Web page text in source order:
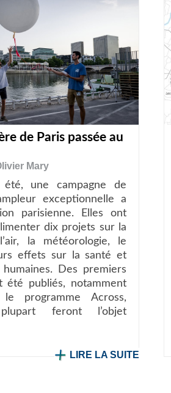
de Paris passée au
Mary
été, une campagne de
exceptionnelle a
parisienne. Elles ont
dix projets sur la
la météorologie, le
effets sur la santé et
humaines. Des premiers
été publiés, notamment
le programme Across,
feront l’objet
LIRE LA SUITE